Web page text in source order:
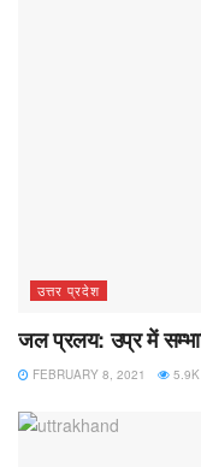
उत्तर प्रदेश
जल प्रलय: उप्र में
FEBRUARY 8, 2021 5.9K